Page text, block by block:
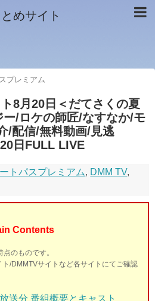
めサイト
プレミアム
ト8月20日＜だてさくの夏
/ロケの師匠/なすなか/モ
/配信/無料動画/見逃
日FULL LIVE
トパスプレミアム, DMM TV,
Contents
のものです。
/DMMTVサイトなど各サイトにてご確認
送分 番組概要とキャスト